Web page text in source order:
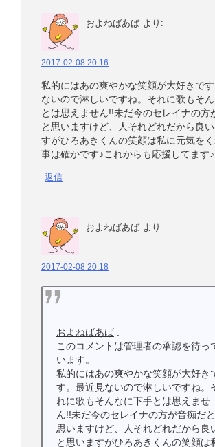
およねばあば より:
2017-02-08 20:16
私的にはあの爽やかな笑顔が大好きで
ないので淋しいですね。それに歌もそ
とは思えません!!未だ今のセレイナの方
と思いますけど、人それどれだから良
すがひろあきくんの笑顔は私に元気を
事は確かです♪これからも応援してます♪
返信
およねばあば より:
2017-02-08 20:18
およねばあば :
このコメントは管理者の承認を待っ
います。
私的にはあの爽やかな笑顔が大好き
す。最近見ないので淋しいですね。
れに歌もそんなに下手とは思えませ
ん!!未だ今のセレイナの方が音痴だと
思いますけど、人それどれだから良
と思いますがひろあきくんの笑顔は